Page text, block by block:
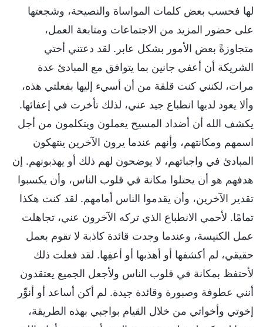
لها فحسب بعض كلمات المواساة والنصيحة، وشجعتها
على حضور المزيد من الاجتماعات ومتابعة العمل،
متجاوزةً بعض الأمور بشكل عابر. لقد دعتني أختي
الشريكة أن أعفي جانين بما يتوافق مع المبادئ عدة
مرات، لكنني كنت قلقة من أن أسيء إليها بفعلتي هذه،
وألا يعود لديها انطباع جيد عني، لذلك تأخرت في إعفائها.
يكشف الله أن أضداد المسيح يعملون ويتكلمون من أجل
اسمهم ومكانتهم، وأنهم عندما يرون الآخرين ينتهكون
المبادئ في واجباتهم، لا يوضحون لهم ذلك أو يهذبونهم. إن
هدفهم هو أن يحتلوا مكانة في قلوب الناس، وأن يكسبوا
تقدير الآخرين، وأن يقدموا الناس أمامهم. لقد كنت هكذا
تمامًا. لأحمي الانطباع الذي تركه الآخرون عني، تجاهلت
عمل الكنيسة، وعندما وجدت قائدة كاذبة لا تقوم بعمل
حقيقي، لم أكشفها أو أهذبها أو أعفِها. لقد فعلت ذلك
لأحتفظ بمكانة في قلوب الناس ولأجعل الجميع يعتقدون
أنني عطوفة وصبورة وقائدة جيدة. لم أكن أساعد أو أنوِّر
إخوتي وأخواتي من خلال القيام بواجبي بهذه الطريقة،